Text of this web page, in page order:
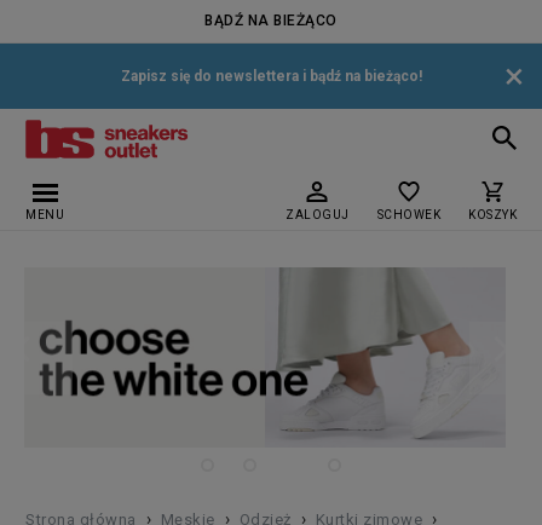
BĄDŹ NA BIEŻĄCO
Zapisz się do newslettera i bądź na bieżąco! ×
MENU ZALOGUJ SCHOWEK KOSZYK
Strona główna › Męskie › Odzież › Kurtki zimowe ›